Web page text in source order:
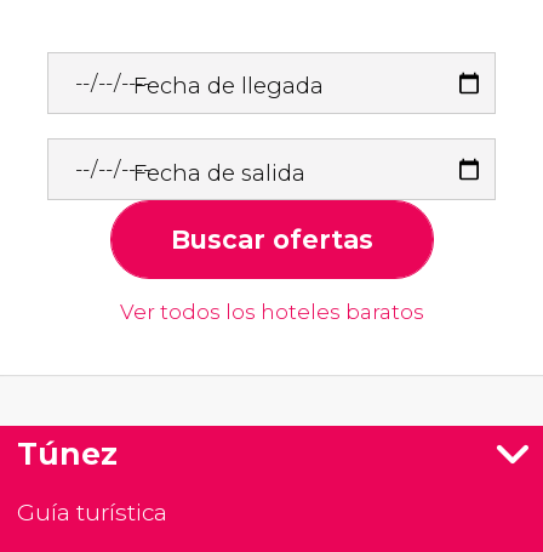
Fecha de llegada
Fecha de salida
Buscar ofertas
Ver todos los hoteles baratos
Túnez
Guía turística